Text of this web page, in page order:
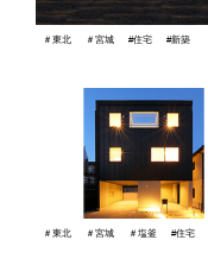
＃東北 ＃宮城 #住宅 #新築
＃東北 ＃宮城 ＃塩釜 #住宅